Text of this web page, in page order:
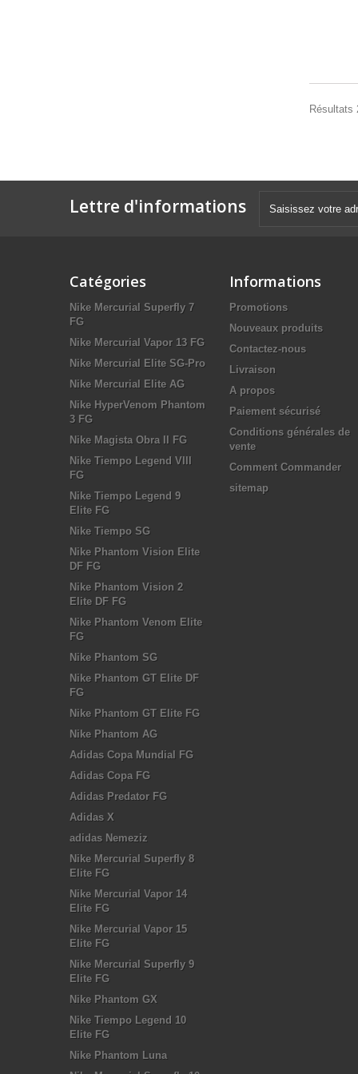
Résultats
Lettre d'informations
Catégories
Nike Mercurial Superfly 7
FG
Nike Mercurial Vapor 13 FG
Nike Mercurial Elite SG-Pro
Nike Mercurial Elite AG
Nike HyperVenom Phantom
3 FG
Nike Magista Obra II FG
Nike Tiempo Legend VIII
FG
Nike Tiempo Legend 9
Elite FG
Nike Tiempo SG
Nike Phantom Vision Elite
DF FG
Nike Phantom Vision 2
Elite DF FG
Nike Phantom Venom Elite
FG
Nike Phantom SG
Nike Phantom GT Elite DF
FG
Nike Phantom GT Elite FG
Nike Phantom AG
Adidas Copa Mundial FG
Adidas Copa FG
Adidas Predator FG
Adidas X
adidas Nemeziz
Nike Mercurial Superfly 8
Elite FG
Nike Mercurial Vapor 14
Elite FG
Nike Mercurial Vapor 15
Elite FG
Nike Mercurial Superfly 9
Elite FG
Nike Phantom GX
Nike Tiempo Legend 10
Elite FG
Nike Phantom Luna
Informations
Promotions
Nouveaux produits
Contactez-nous
Livraison
A propos
Paiement sécurisé
Conditions générales de
vente
Comment Commander
sitemap